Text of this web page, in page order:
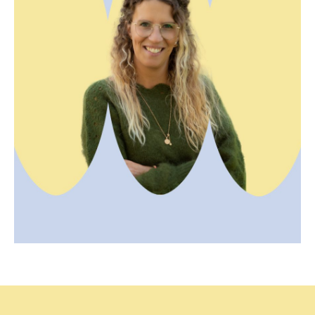
Off Road en mai 2013, inspirée par sa passion
pour New York. Elle a ensuite élargi son offre à
d'autres destinations : Miami et Los Angeles. Bien
qu’elle ait commencé l’aventure à New York, elle
est tombée sous le charme de Los Angeles et a
décidé de s’y installer en janvier 2019. Depuis,
trois nouvelles villes ont été ajoutées : San
Francisco, Palm Springs et Santa Barbara. Et ce
n’est pas fini : de nouvelles destinations
passionnantes sont prévues pour 2025, afin de
continuer à surprendre et émerveiller les
voyageurs !